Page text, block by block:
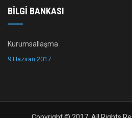
BILGI BANKASI
Kurumsallaşma
9 Haziran 2017